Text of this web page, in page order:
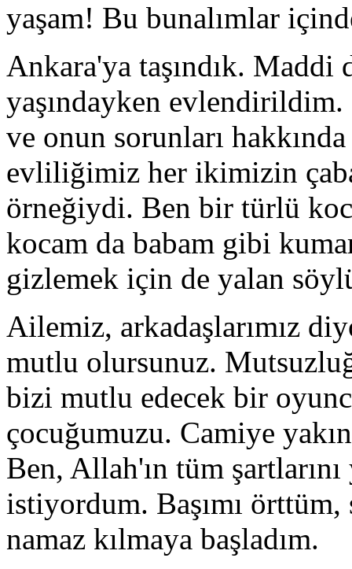
yaşam! Bu bunalımlar
Ankara'ya taşındık.
yaşındayken
ve onun sorunları
evliliğimiz her ikimizin
örneğiydi. Ben bir türlü
kocam da babam gibi
gizlemek için de yalan
Ailemiz, arkadaşlarımız
mutlu olursunuz.
bizi mutlu edecek bir
çocuğumuzu. Camiye
Ben, Allah'ın tüm
istiyordum. Başımı
namaz kılmaya başladım.